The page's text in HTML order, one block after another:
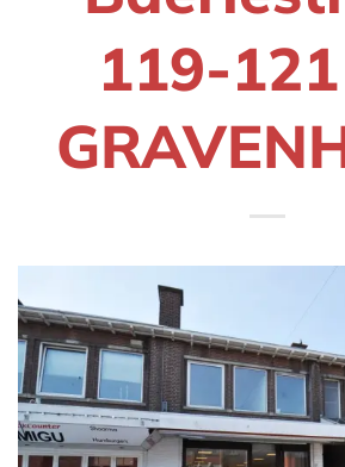
119-121